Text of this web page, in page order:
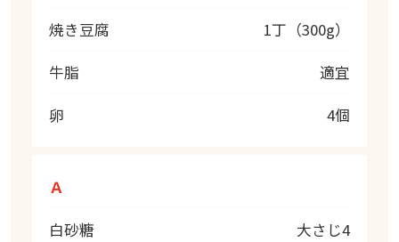
焼き豆腐 1丁（300g）
牛脂 適宜
卵 4個
Ａ
白砂糖 大さじ4